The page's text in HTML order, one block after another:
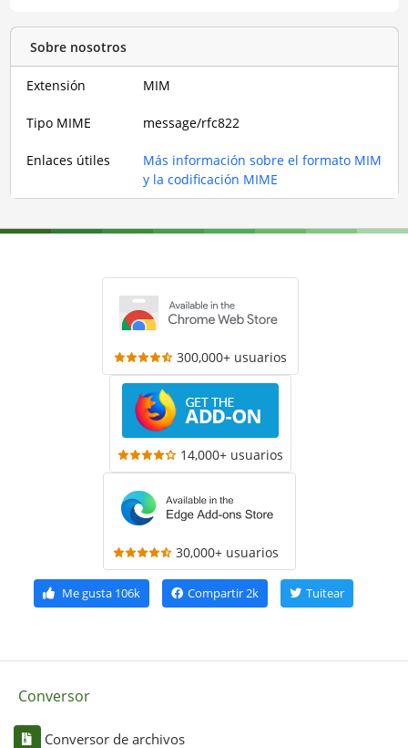
Sobre nosotros
Extensión MIM
Tipo MIME message/rfc822
Enlaces útiles
Más información sobre el formato MIM
y la codificación MIME
300,000+ usuarios
14,000+ usuarios
30,000+ usuarios
Me gusta106k Compartir2k Tuitear
Conversor
Conversor de archivos